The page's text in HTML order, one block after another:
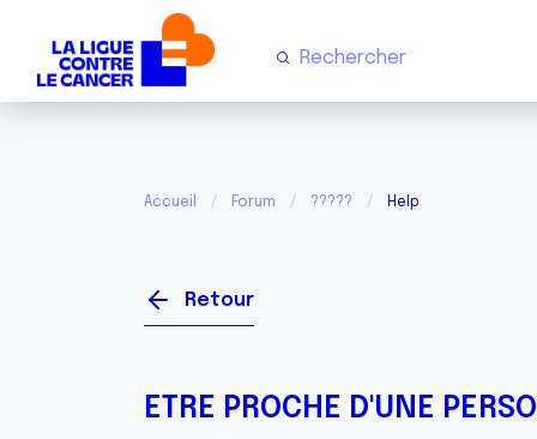
Accueil Forum ????? Help
Retour
ETRE PROCHE D'UNE